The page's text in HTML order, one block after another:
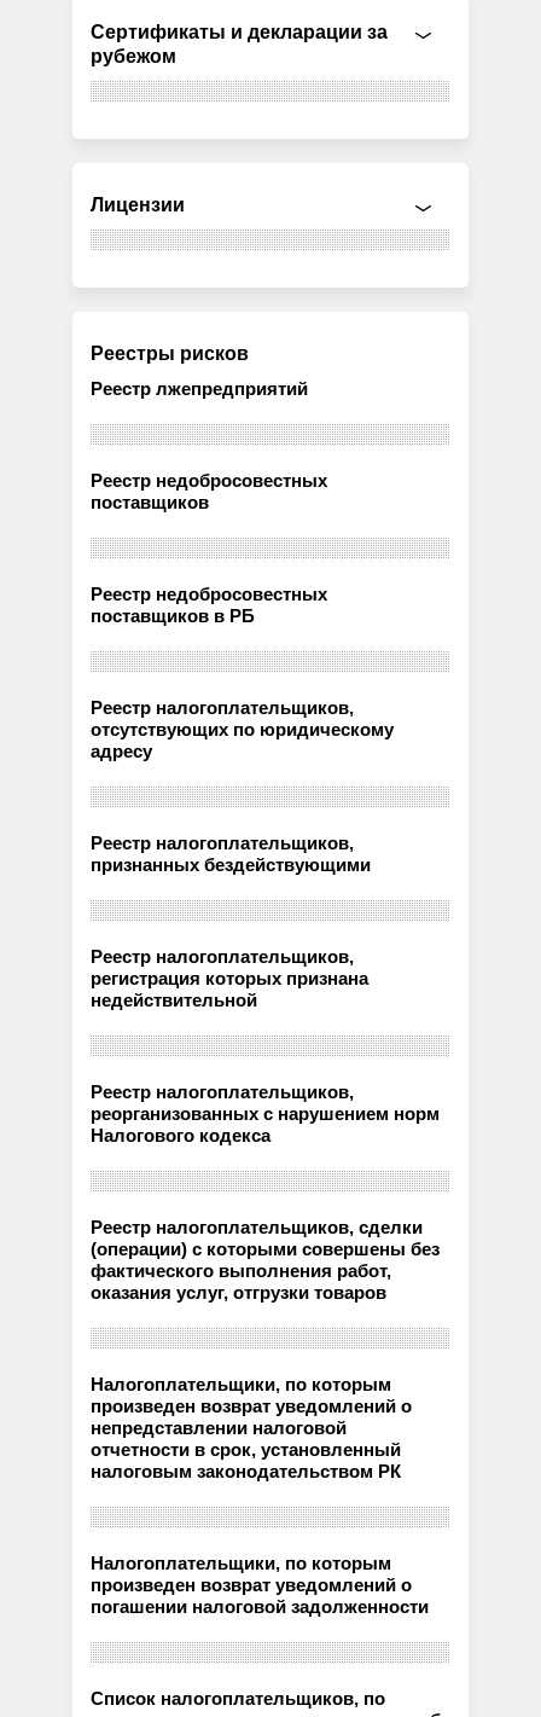
Сертификаты и декларации за
рубежом
Лицензии
Реестры рисков
Реестр лжепредприятий
Реестр недобросовестных
поставщиков
Реестр недобросовестных
поставщиков в РБ
Реестр налогоплательщиков,
отсутствующих по юридическому
адресу
Реестр налогоплательщиков,
признанных бездействующими
Реестр налогоплательщиков,
регистрация которых признана
недействительной
Реестр налогоплательщиков,
реорганизованных с нарушением норм
Налогового кодекса
Реестр налогоплательщиков, сделки
(операции) с которыми совершены без
фактического выполнения работ,
оказания услуг, отгрузки товаров
Налогоплательщики, по которым
произведен возврат уведомлений о
непредставлении налоговой
отчетности в срок, установленный
налоговым законодательством РК
Налогоплательщики, по которым
произведен возврат уведомлений о
погашении налоговой задолженности
Список налогоплательщиков, по